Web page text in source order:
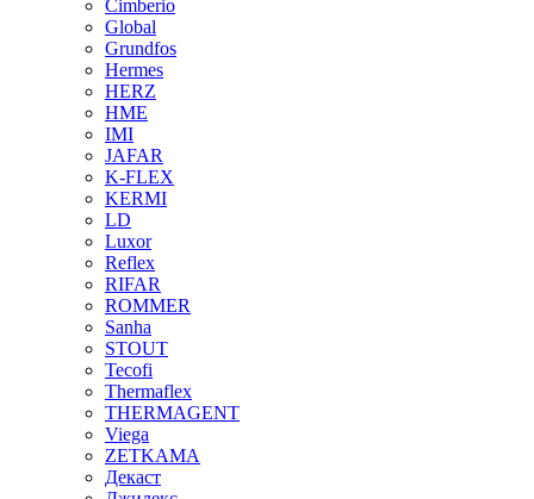
Cimberio
Global
Grundfos
Hermes
HERZ
HME
IMI
JAFAR
K-FLEX
KERMI
LD
Luxor
Reflex
RIFAR
ROMMER
Sanha
STOUT
Tecofi
Thermaflex
THERMAGENT
Viega
ZETKAMA
Декаст